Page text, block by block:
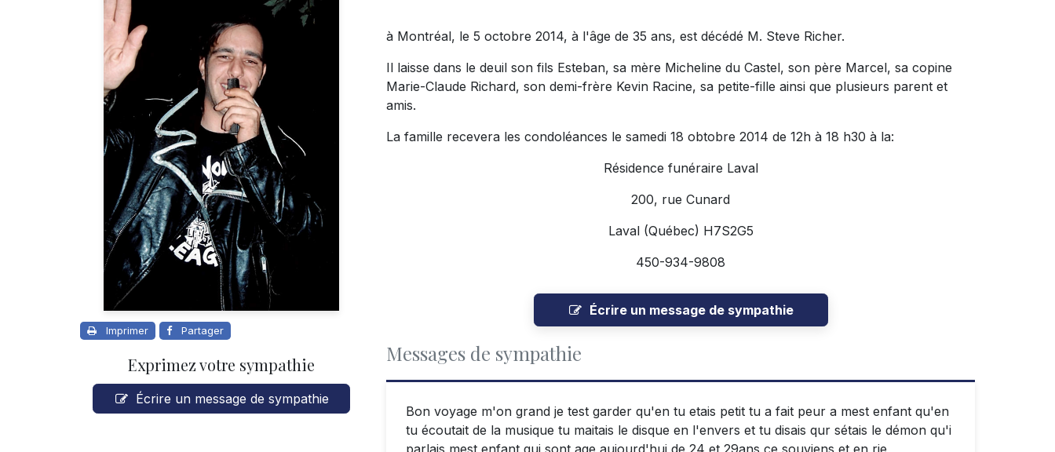
Imprimer Partager
Exprimez votre sympathie
Écrire un message de sympathie
à Montréal, le 5 octobre 2014, à l'âge de 35 ans, est décédé M. Steve Richer.
Il laisse dans le deuil son fils Esteban, sa mère Micheline du Castel, son père Marcel, sa copine
Marie-Claude Richard, son demi-frère Kevin Racine, sa petite-fille ainsi que plusieurs parent et
amis.
La famille recevera les condoléances le samedi 18 obtobre 2014 de 12h à 18 h30 à la:
Résidence funéraire Laval
200, rue Cunard
Laval (Québec) H7S2G5
450-934-9808
Écrire un message de sympathie
Messages de sympathie
Bon voyage m'on grand je test garder qu'en tu etais petit tu a fait peur a mest enfant qu'en
tu écoutait de la musique tu maitais le disque en l'envers et tu disais qur sétais le démon qu'i
parlais mest enfant qui sont age aujourd'hui de 24 et 29ans ce souviens et en rie